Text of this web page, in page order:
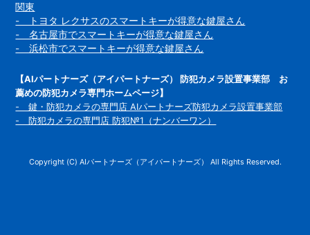
関東
- トヨタ レクサスのスマートキーが得意な鍵屋さん
- 名古屋市でスマートキーが得意な鍵屋さん
- 浜松市でスマートキーが得意な鍵屋さん
【AIパートナーズ（アイパートナーズ） 防犯カメラ設置事業部 お
薦めの防犯カメラ専門ホームページ】
- 鍵・防犯カメラの専門店 AIパートナーズ防犯カメラ設置事業部
- 防犯カメラの専門店 防犯№1（ナンバーワン）
Copyright (C) AIパートナーズ（アイパートナーズ） All Rights Reserved.